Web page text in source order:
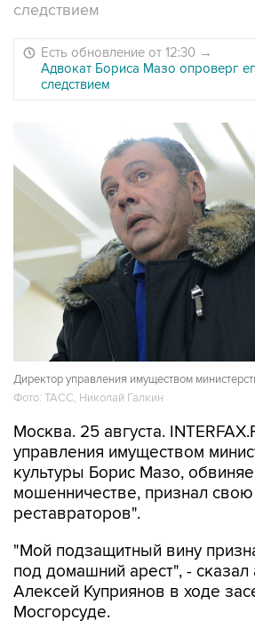
следствием
Есть обновление от 12:30 →
Адвокат Бориса Мазо опроверг
следствием
Директор управления имуществом
Фото: ТАСС, Николай Галкин
Москва. 25 августа.
управления имуществом
культуры Борис Мазо,
мошенничестве, признал
реставраторов".
"Мой подзащитный вину
под домашний арест", - сказал
Алексей Куприянов в ходе
Мосгорсуде.